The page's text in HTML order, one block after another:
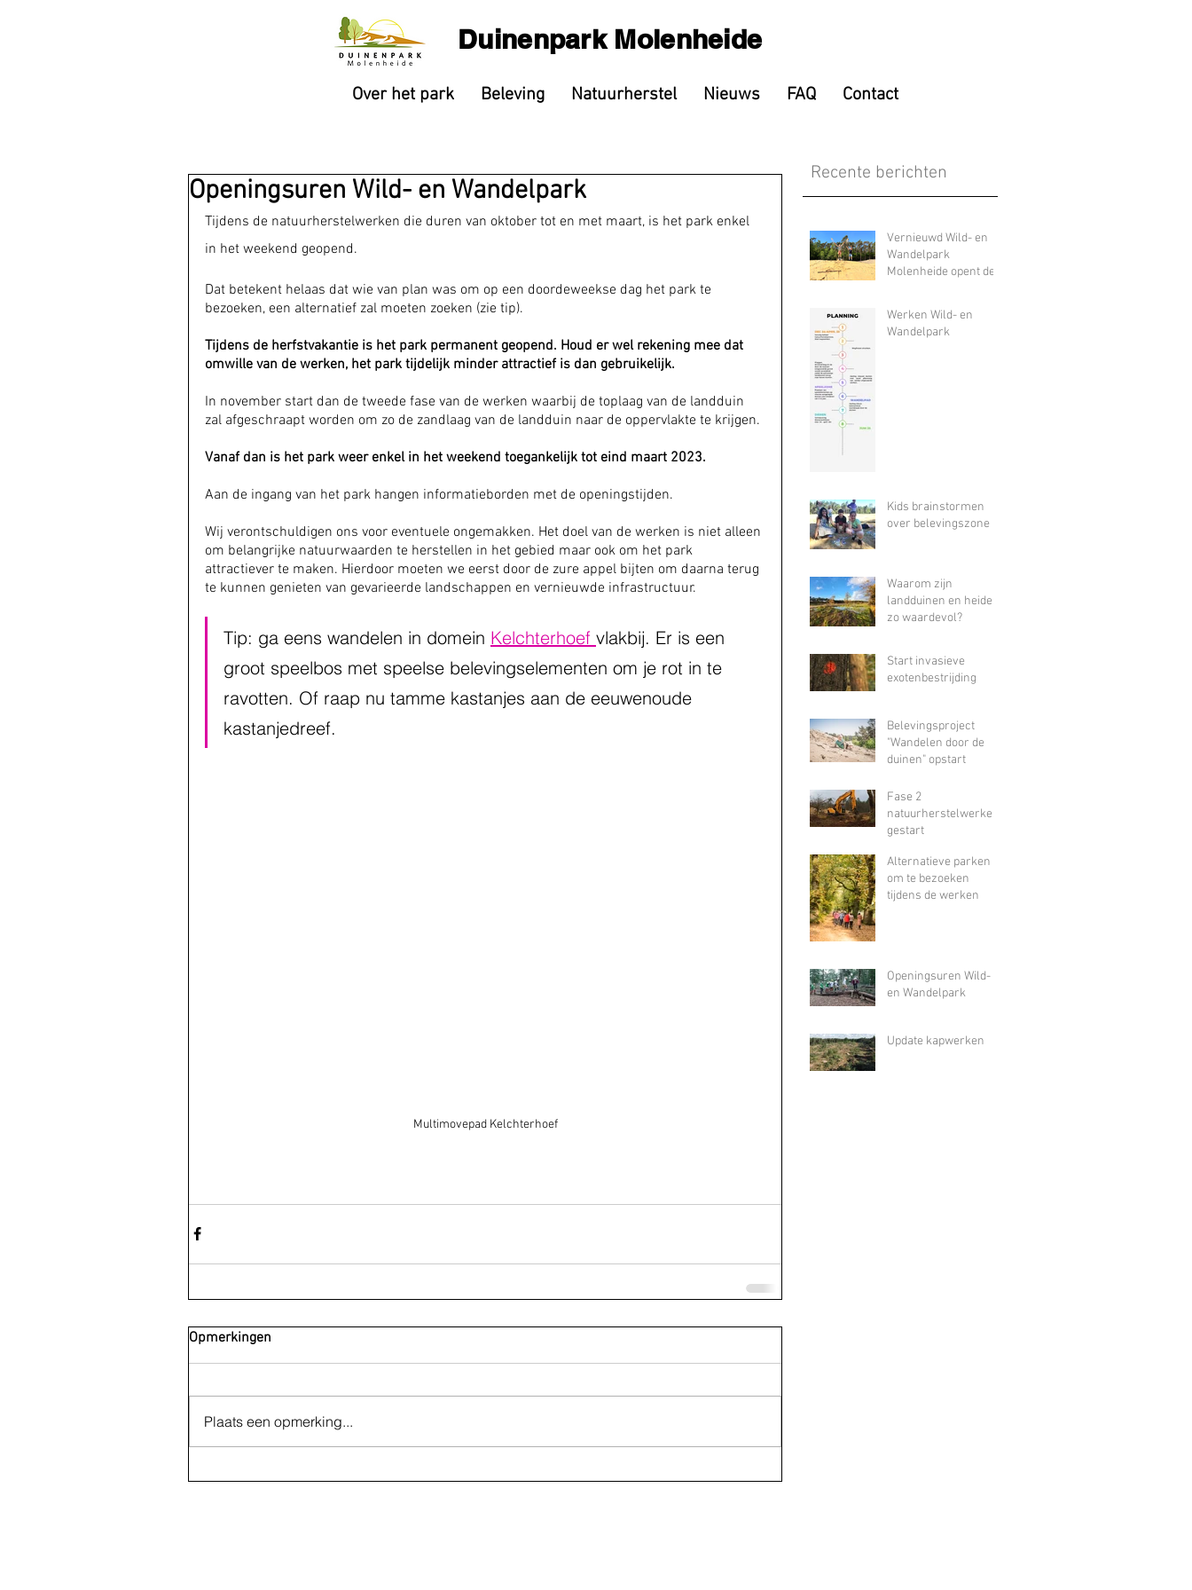
Duinenpark Molenheide
Over het park Beleving Natuurherstel Nieuws FAQ Contact
Openingsuren Wild- en Wandelpark
Tijdens de natuurherstelwerken die duren van oktober tot en met maart, is het park enkel
in het weekend geopend.
Dat betekent helaas dat wie van plan was om op een doordeweekse dag het park te
bezoeken, een alternatief zal moeten zoeken (zie tip).
Tijdens de herfstvakantie is het park permanent geopend. Houd er wel rekening mee dat
omwille van de werken, het park tijdelijk minder attractief is dan gebruikelijk.
In november start dan de tweede fase van de werken waarbij de toplaag van de landduin
zal afgeschraapt worden om zo de zandlaag van de landduin naar de oppervlakte te krijgen.
Vanaf dan is het park weer enkel in het weekend toegankelijk tot eind maart 2023.
Aan de ingang van het park hangen informatieborden met de openingstijden.
Wij verontschuldigen ons voor eventuele ongemakken. Het doel van de werken is niet alleen
om belangrijke natuurwaarden te herstellen in het gebied maar ook om het park
attractiever te maken. Hierdoor moeten we eerst door de zure appel bijten om daarna terug
te kunnen genieten van gevarieerde landschappen en vernieuwde infrastructuur.
Tip: ga eens wandelen in domein Kelchterhoef vlakbij. Er is een
groot speelbos met speelse belevingselementen om je rot in te
ravotten. Of raap nu tamme kastanjes aan de eeuwenoude
kastanjedreef.
Multimovepad Kelchterhoef
Opmerkingen
Plaats een opmerking...
Recente berichten
Vernieuwd Wild- en
Wandelpark
Molenheide opent de
Werken Wild- en
Wandelpark
Kids brainstormen
over belevingszone
Waarom zijn
landduinen en heide
zo waardevol?
Start invasieve
exotenbestrijding
Belevingsproject
"Wandelen door de
duinen" opstart
Fase 2
natuurherstelwerken
gestart
Alternatieve parken
om te bezoeken
tijdens de werken
Openingsuren Wild-
en Wandelpark
Update kapwerken